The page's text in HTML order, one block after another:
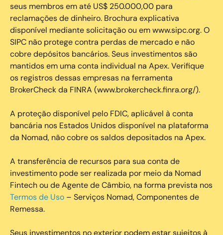
seus membros em até US$ 250.000,00 para
reclamações de dinheiro. Brochura explicativa
disponível mediante solicitação ou em www.sipc.org. O
SIPC não protege contra perdas de mercado e não
cobre depósitos bancários. Seus investimentos são
mantidos em uma conta individual na Apex. Verifique
os registros dessas empresas na ferramenta
BrokerCheck da FINRA (www.brokercheck.finra.org/).
A proteção disponível pelo FDIC, aplicável à conta
bancária nos Estados Unidos disponível na plataforma
da Nomad, não cobre os saldos depositados na Apex.
A transferência de recursos para sua conta de
investimento pode ser realizada por meio da Nomad
Fintech ou de Agente de Câmbio, na forma prevista nos
Termos de Uso – Serviços Nomad, Componentes de
Remessa.
Seus investimentos no exterior podem estar sujeitos à